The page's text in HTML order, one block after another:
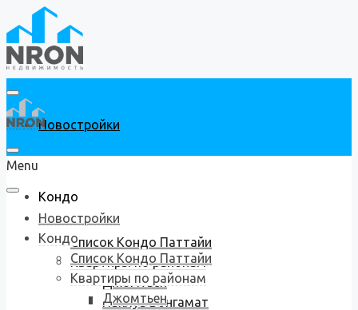
Новостройки
Кондо
Список Кондо Паттайи
Квартиры по районам
Джомтьен
Наклуа Вонгамат
Menu
Новостройки
Кондо
Список Кондо Паттайи
Квартиры по районам
Джомтьен